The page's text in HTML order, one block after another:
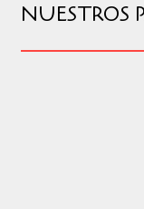
NUESTROS